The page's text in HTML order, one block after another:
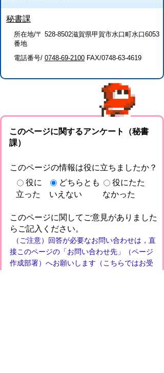
秘書課
所在地/〒 528-8502滋賀県甲賀市水口町水口6053
番地
電話番号/ 0748-69-2100 FAX/0748-63-4619
このページに関するアンケート（秘書
課）
このページの情報は役に立ちましたか？
役に
立った
どちらとも
いえない
役にたた
なかった
このページに関してご意見がありました
らご記入ください。
（ご注意）回答が必要なお問い合わせは，直
接このページの「お問い合わせ先」（ページ
作成部署）へお願いします（こちらではお受